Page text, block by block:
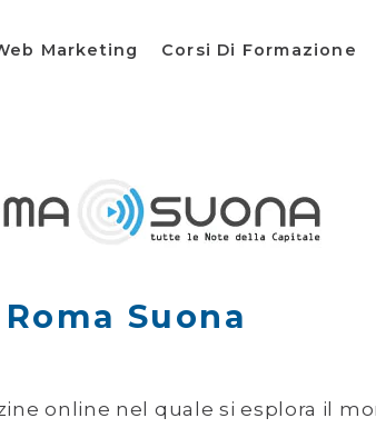
Marketing Corsi Di Formazione
Roma Suona
online nel quale si esplora il